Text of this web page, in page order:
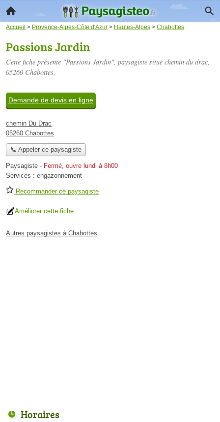
Accueil > Provence-Alpes-Côte d'Azur > Hautes-Alpes > Chabottes
Passions Jardin
Cette fiche présente "Passions Jardin", paysagiste situé chemin du drac,
05260 Chabottes.
Demande de devis en ligne
chemin Du Drac
05260 Chabottes
📞 Appeler ce paysagiste
Paysagiste - Fermé, ouvre lundi à 8h00
Services : engazonnement
Recommander ce paysagiste
Améliorer cette fiche
Autres paysagistes à Chabottes
Horaires